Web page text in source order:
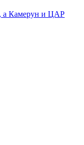
а Камерун и ЦАР